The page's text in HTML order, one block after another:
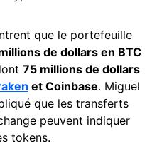
que le portefeuille
de dollars en BTC
75 millions de dollars
et Coinbase. Miguel
que les transferts
peuvent indiquer
tokens.